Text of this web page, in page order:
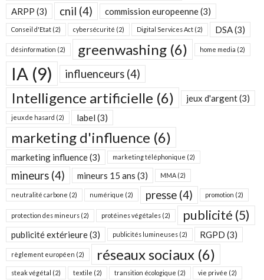
ARPP (3) cnil (4) commission europeenne(3)
Conseil d'Etat (2) cybersécurité (2) Digital Services Act (2) DSA(3)
désinformation (2) greenwashing (6) home media (2)
IA (9) influenceurs (4)
Intelligence artificielle (6) jeux d'argent(3)
jeux de hasard (2) label (3)
marketing d'influence (6)
marketing influence(3) marketing téléphonique (2)
mineurs (4) mineurs 15 ans (3) MMA (2)
neutralité carbone (2) numérique (2) presse (4) promotion (2)
protection des mineurs (2) protéines végétales (2) publicité (5)
publicité extérieure(3) publicités lumineuses (2) RGPD (3)
règlement européen (2) réseaux sociaux (6)
steak végétal (2) textile (2) transition écologique (2) vie privée (2)